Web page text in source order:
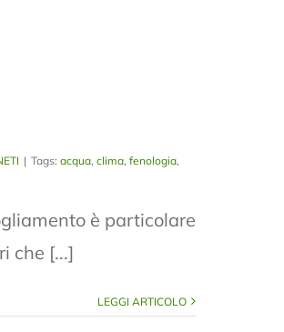
| Tags: acqua, clima, fenologia,
è particolare
che [...]
LEGGI ARTICOLO